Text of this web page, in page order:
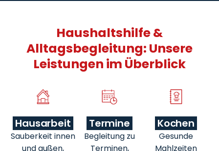
Haushaltshilfe &
Alltagsbegleitung: Unsere
Leistungen im Überblick
Hausarbeit
Sauberkeit innen
und außen,
Termine
Begleitung zu
Terminen,
Kochen
Gesunde
Mahlzeiten